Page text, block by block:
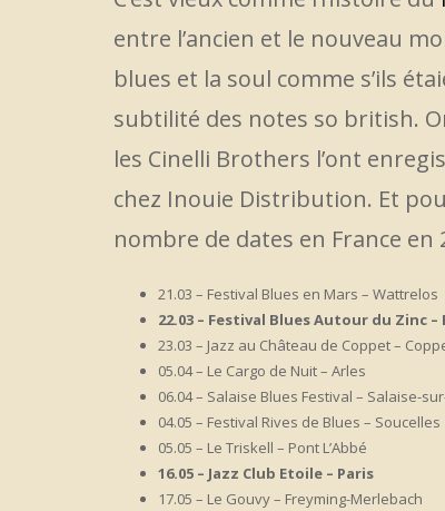
entre l’ancien et le nouveau
blues et la soul comme s’ils
subtilité des notes so british.
les Cinelli Brothers l’ont
chez Inouie Distribution. Et
nombre de dates en France en
21.03 – Festival Blues en Mars – Wattrelos
22.03 – Festival Blues Autour du Zinc –
23.03 – Jazz au Château de Coppet –
05.04 – Le Cargo de Nuit – Arles
06.04 – Salaise Blues Festival – Salaise-
04.05 – Festival Rives de Blues – Soucelles
05.05 – Le Triskell – Pont L’Abbé
16.05 – Jazz Club Etoile – Paris
17.05 – Le Gouvy – Freyming-Merlebach